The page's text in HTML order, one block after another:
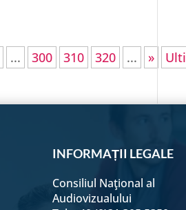
... 300 310 320 ... »
INFORMAȚII LEGALE
Consiliul Naţional al
Audiovizualului